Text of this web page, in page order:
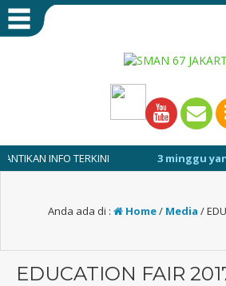
INFO TERKINI 3 minggu yang lalu/
Anda ada di : Home/ Media /
EDUCATION FAIR